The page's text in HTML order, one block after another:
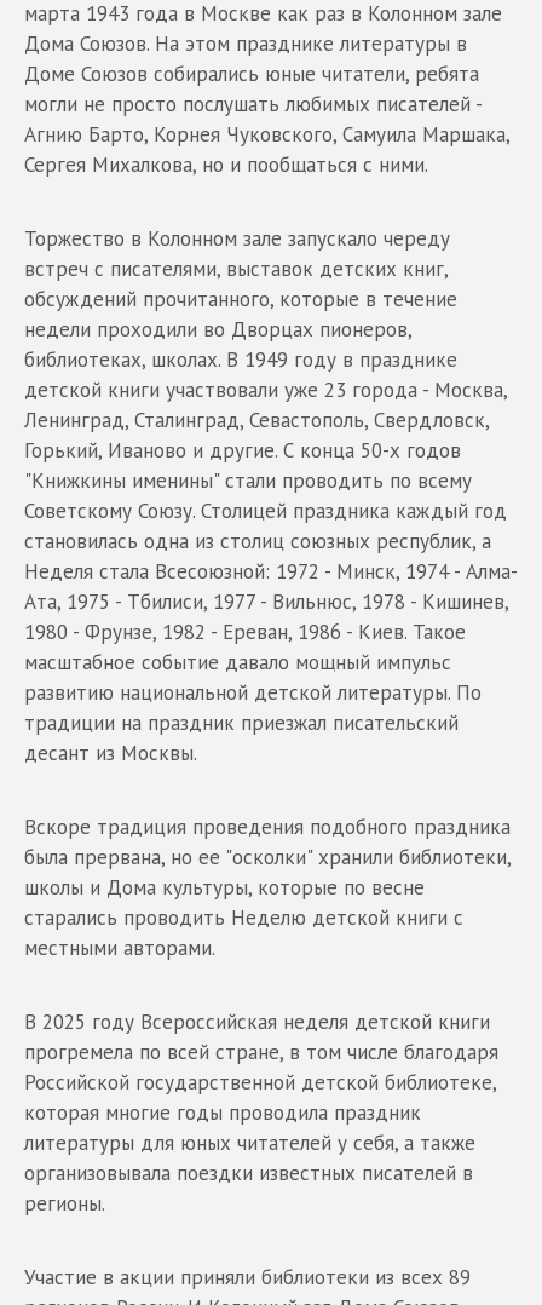
марта 1943 года в Москве как раз в Колонном зале
Дома Союзов. На этом празднике литературы в
Доме Союзов собирались юные читатели, ребята
могли не просто послушать любимых писателей -
Агнию Барто, Корнея Чуковского, Самуила Маршака,
Сергея Михалкова, но и пообщаться с ними.
Торжество в Колонном зале запускало череду
встреч с писателями, выставок детских книг,
обсуждений прочитанного, которые в течение
недели проходили во Дворцах пионеров,
библиотеках, школах. В 1949 году в празднике
детской книги участвовали уже 23 города - Москва,
Ленинград, Сталинград, Севастополь, Свердловск,
Горький, Иваново и другие. С конца 50-х годов
"Книжкины именины" стали проводить по всему
Советскому Союзу. Столицей праздника каждый год
становилась одна из столиц союзных республик, а
Неделя стала Всесоюзной: 1972 - Минск, 1974 - Алма-
Ата, 1975 - Тбилиси, 1977 - Вильнюс, 1978 - Кишинев,
1980 - Фрунзе, 1982 - Ереван, 1986 - Киев. Такое
масштабное событие давало мощный импульс
развитию национальной детской литературы. По
традиции на праздник приезжал писательский
десант из Москвы.
Вскоре традиция проведения подобного праздника
была прервана, но ее "осколки" хранили библиотеки,
школы и Дома культуры, которые по весне
старались проводить Неделю детской книги с
местными авторами.
В 2025 году Всероссийская неделя детской книги
прогремела по всей стране, в том числе благодаря
Российской государственной детской библиотеке,
которая многие годы проводила праздник
литературы для юных читателей у себя, а также
организовывала поездки известных писателей в
регионы.
Участие в акции приняли библиотеки из всех 89